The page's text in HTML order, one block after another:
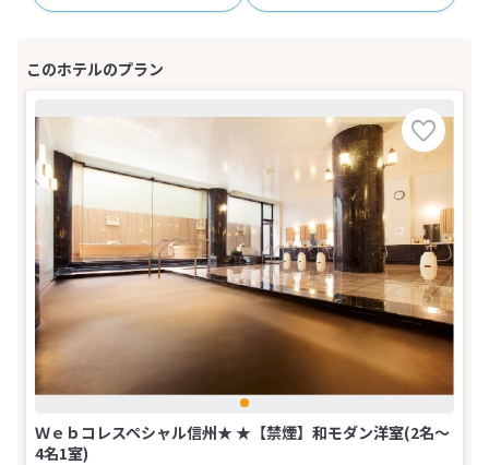
Ｗｅｂコレスペシャル信州★ ★【禁煙】和モダン洋室(2名～
4名1室)